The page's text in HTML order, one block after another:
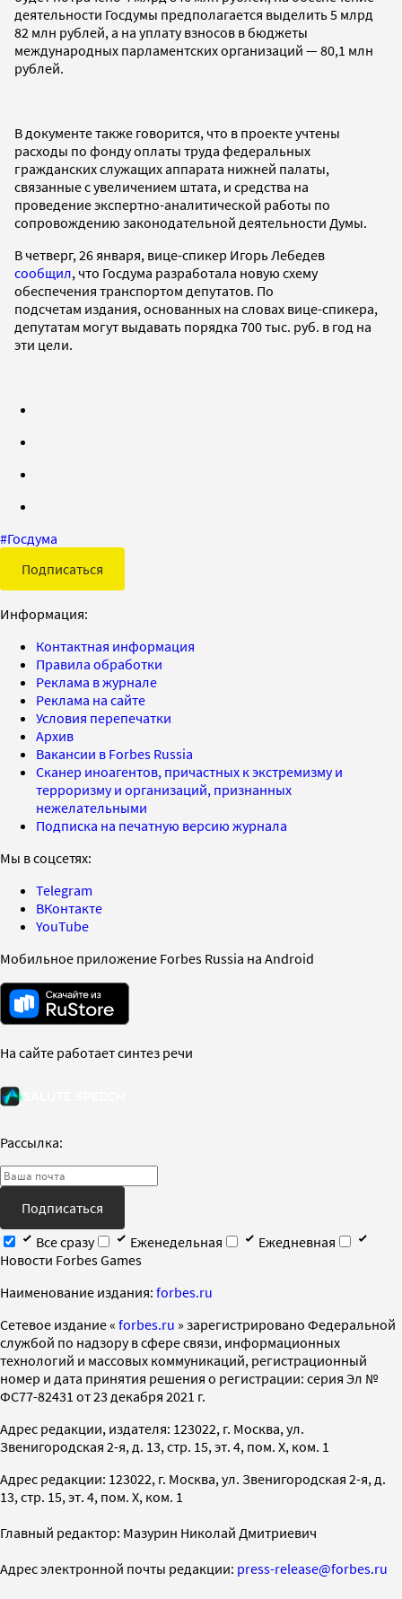
деятельности Госдумы предполагается выделить 5 млрд
82 млн рублей, а на уплату взносов в бюджеты
международных парламентских организаций — 80,1 млн
рублей.
В документе также говорится, что в проекте учтены
расходы по фонду оплаты труда федеральных
гражданских служащих аппарата нижней палаты,
связанные с увеличением штата, и средства на
проведение экспертно-аналитической работы по
сопровождению законодательной деятельности Думы.
В четверг, 26 января, вице-спикер Игорь Лебедев
сообщил, что Госдума разработала новую схему
обеспечения транспортом депутатов. По
подсчетам издания, основанных на словах вице-спикера,
депутатам могут выдавать порядка 700 тыс. руб. в год на
эти цели.
#Госдума
Подписаться
Информация:
Контактная информация
Правила обработки
Реклама в журнале
Реклама на сайте
Условия перепечатки
Архив
Вакансии в Forbes Russia
Сканер иноагентов, причастных к экстремизму и
терроризму и организаций, признанных
нежелательными
Подписка на печатную версию журнала
Мы в соцсетях:
Telegram
ВКонтакте
YouTube
Мобильное приложение Forbes Russia на Android
На сайте работает синтез речи
Рассылка:
Подписаться
Все сразу
Еженедельная
Ежедневная
Новости Forbes Games
Наименование издания: forbes.ru
Cетевое издание « forbes.ru » зарегистрировано Федеральной
службой по надзору в сфере связи, информационных
технологий и массовых коммуникаций, регистрационный
номер и дата принятия решения о регистрации: серия Эл №
ФС77-82431 от 23 декабря 2021 г.
Адрес редакции, издателя: 123022, г. Москва, ул.
Звенигородская 2-я, д. 13, стр. 15, эт. 4, пом. X, ком. 1
Адрес редакции: 123022, г. Москва, ул. Звенигородская 2-я, д.
13, стр. 15, эт. 4, пом. X, ком. 1
Главный редактор: Мазурин Николай Дмитриевич
Адрес электронной почты редакции: press-release@forbes.ru